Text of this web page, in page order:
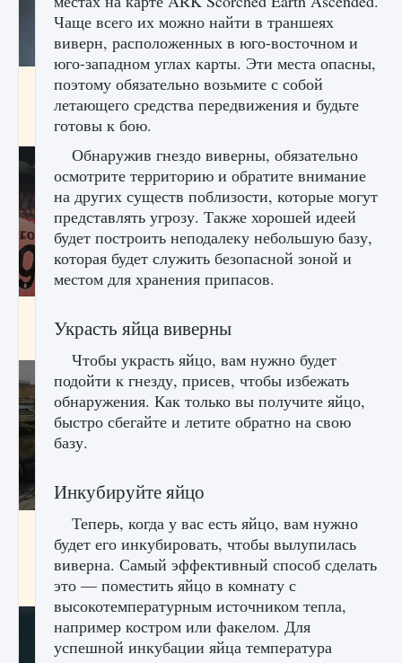
Все новые функции в режиме карьеры EA
FC 25
9 августа 2024
9 августа 2024 2 064
Как исправить текстовую ошибку
пользовательского интерфейса Delta
Force Hawk Ops
9 августа 2024 1 945 0 0
Чаще всего их можно найти в траншеях
виверн, расположенных в юго-восточном и
юго-западном углах карты. Эти места опасны,
поэтому обязательно возьмите с собой
летающего средства передвижения и будьте
готовы к бою.
Обнаружив гнездо виверны, обязательно
осмотрите территорию и обратите внимание
на других существ поблизости, которые могут
представлять угрозу. Также хорошей идеей
будет построить неподалеку небольшую базу,
которая будет служить безопасной зоной и
местом для хранения припасов.
Украсть яйца виверны
Чтобы украсть яйцо, вам нужно будет
подойти к гнезду, присев, чтобы избежать
обнаружения. Как только вы получите яйцо,
быстро сбегайте и летите обратно на свою
базу.
Инкубируйте яйцо
Теперь, когда у вас есть яйцо, вам нужно
будет его инкубировать, чтобы вылупилась
виверна. Самый эффективный способ сделать
это — поместить яйцо в комнату с
высокотемпературным источником тепла,
например костром или факелом. Для
успешной инкубации яйца температура